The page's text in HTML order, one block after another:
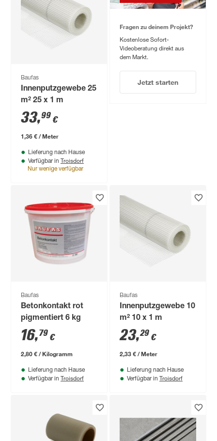
Baufas
Innenputzgewebe 25
m² 25 x 1 m
33,99 €
1,36 € / Meter
Lieferung nach Hause
Verfügbar in Troisdorf
Nur wenige verfügbar
Fragen zu deinem Projekt?
Kostenlose Sofort-
Videoberatung direkt aus
dem Markt.
Jetzt starten
Baufas
Betonkontakt rot
pigmentiert 6 kg
16,79 €
2,80 € / Kilogramm
Lieferung nach Hause
Verfügbar in Troisdorf
Baufas
Innenputzgewebe 10
m² 10 x 1 m
23,29 €
2,33 € / Meter
Lieferung nach Hause
Verfügbar in Troisdorf